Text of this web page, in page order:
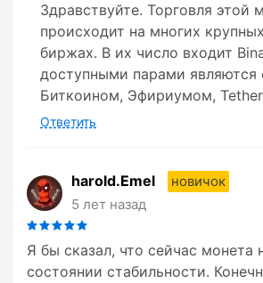
Здравствуйте. Торговля этой
происходит на многих
биржах. В их число входит
доступными парами являются
Биткоином, Эфириумом,
Ответить
harold.Emel
новичок
5 лет назад
Я бы сказал, что сейчас монета
состоянии стабильности.